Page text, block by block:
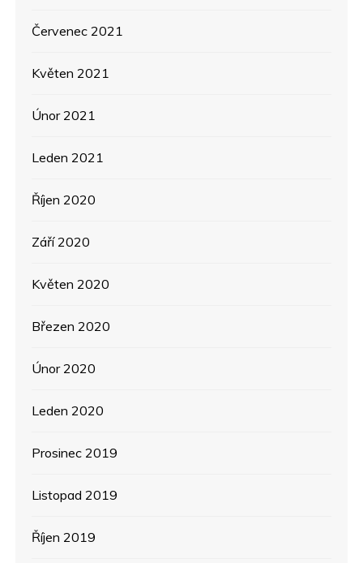
Červenec 2021
Květen 2021
Únor 2021
Leden 2021
Říjen 2020
Září 2020
Květen 2020
Březen 2020
Únor 2020
Leden 2020
Prosinec 2019
Listopad 2019
Říjen 2019